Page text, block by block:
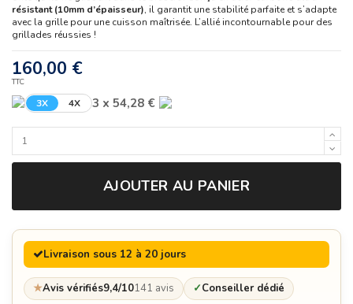
résistant (10mm d’épaisseur), il garantit une stabilité parfaite et s’adapte
avec la grille pour une cuisson maîtrisée. L’allié incontournable pour des
grillades réussies !
160,00 €
TTC
3X 4X 3 x 54,28 €
AJOUTER AU PANIER
Livraison sous 12 à 20 jours
★Avis vérifiés9,4/10141 avis ✓Conseiller dédié